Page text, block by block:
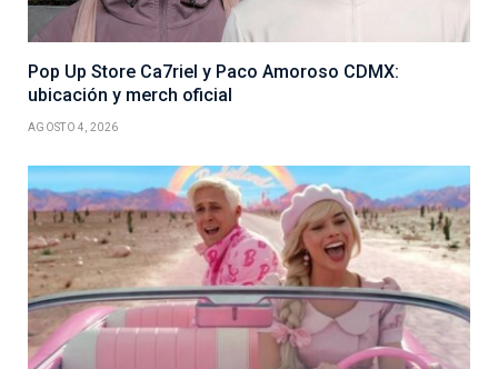
Pop Up Store Ca7riel y Paco Amoroso CDMX:
ubicación y merch oficial
AGOSTO 4, 2026